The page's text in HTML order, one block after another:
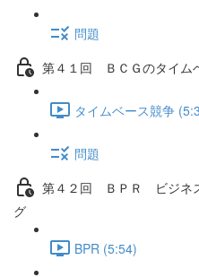
問題
第４１回 ＢＣＧのタイム
タイムベース競争
問題
第４２回 ＢＰＲ ビジネ
グ
BPR (5:54)